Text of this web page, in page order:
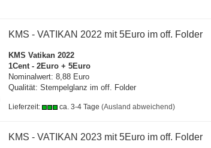
KMS - VATIKAN 2022 mit 5Euro im off. Folder
KMS Vatikan 2022
1Cent - 2Euro + 5Euro
Nominalwert: 8,88 Euro
Qualität: Stempelglanz im off. Folder
Lieferzeit: ca. 3-4 Tage (Ausland abweichend)
KMS - VATIKAN 2023 mit 5Euro im off. Folder